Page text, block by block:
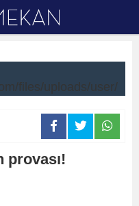
provası!